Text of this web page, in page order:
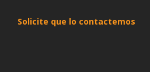
Solicite que lo contactemos